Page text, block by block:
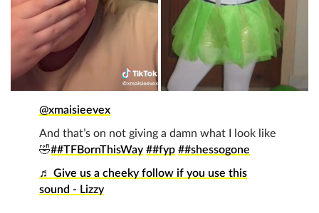
@xmaisieevex
And that’s on not giving a damn what I look like
🤣##TFBornThisWay ##fyp ##shessogone
♬ Give us a cheeky follow if you use this
sound - Lizzy